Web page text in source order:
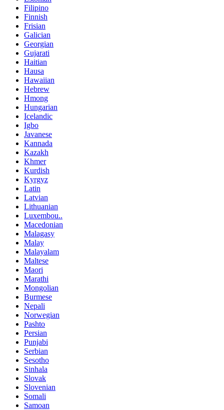
Filipino
Finnish
Frisian
Galician
Georgian
Gujarati
Haitian
Hausa
Hawaiian
Hebrew
Hmong
Hungarian
Icelandic
Igbo
Javanese
Kannada
Kazakh
Khmer
Kurdish
Kyrgyz
Latin
Latvian
Lithuanian
Luxembou..
Macedonian
Malagasy
Malay
Malayalam
Maltese
Maori
Marathi
Mongolian
Burmese
Nepali
Norwegian
Pashto
Persian
Punjabi
Serbian
Sesotho
Sinhala
Slovak
Slovenian
Somali
Samoan